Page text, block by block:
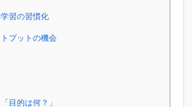
習の習慣化
プットの機会
目的は何？」